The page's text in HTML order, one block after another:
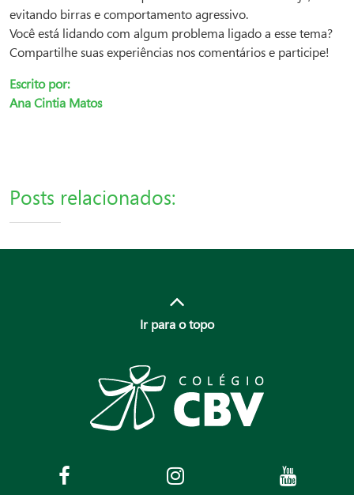
evitando birras e comportamento agressivo.
Você está lidando com algum problema ligado a esse tema?
Compartilhe suas experiências nos comentários e participe!
Escrito por:
Ana Cintia Matos
Posts relacionados:
Ir para o topo